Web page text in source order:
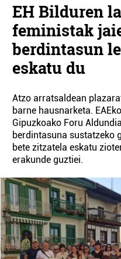
EH Bilduren
feministak
berdintasun
eskatu du
Atzo arratsaldean
barne hausnarketa.
Gipuzkoako Foru
berdintasuna sustatzeko
bete zitzatela eskatu
erakunde guztiei.